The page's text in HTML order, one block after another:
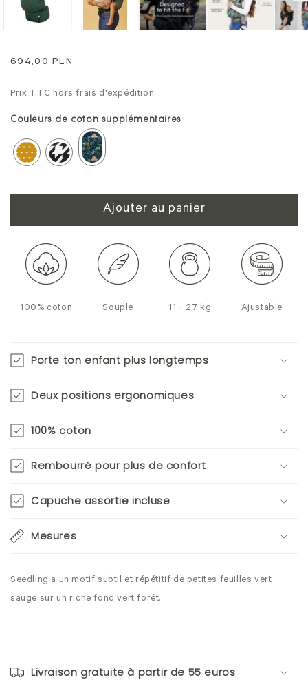
fenêtre
modale
Prix
694,00 PLN
Prix TTC hors frais d'expédition
Couleurs de coton supplémentaires
Ajouter au panier
100% coton Souple 11 - 27 kg Ajustable
Porte ton enfant plus longtemps
Deux positions ergonomiques
100% coton
Rembourré pour plus de confort
Capuche assortie incluse
Mesures
Seedling a un motif subtil et répétitif de petites feuilles vert
sauge sur un riche fond vert forêt.
Livraison gratuite à partir de 55 euros